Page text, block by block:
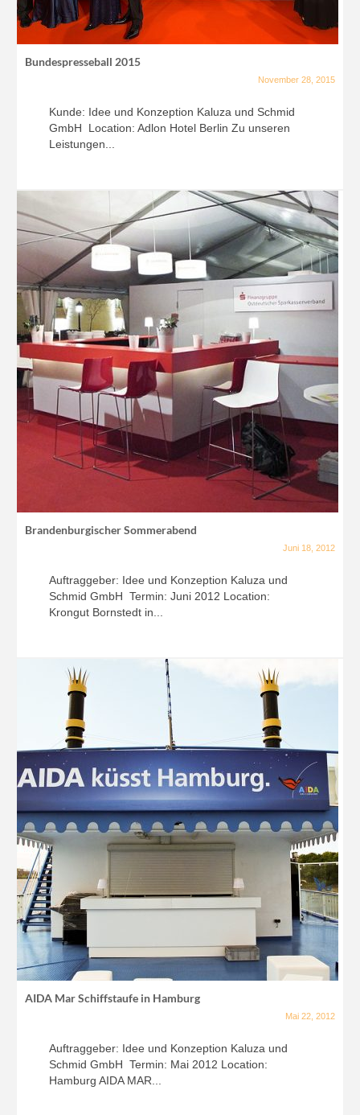
Bundespresseball 2015
November 28, 2015
Kunde: Idee und Konzeption Kaluza und Schmid
GmbH Location: Adlon Hotel Berlin Zu unseren
Leistungen...
Brandenburgischer Sommerabend
Juni 18, 2012
Auftraggeber: Idee und Konzeption Kaluza und
Schmid GmbH Termin: Juni 2012 Location:
Krongut Bornstedt in...
AIDA Mar Schiffstaufe in Hamburg
Mai 22, 2012
Auftraggeber: Idee und Konzeption Kaluza und
Schmid GmbH Termin: Mai 2012 Location:
Hamburg AIDA MAR...